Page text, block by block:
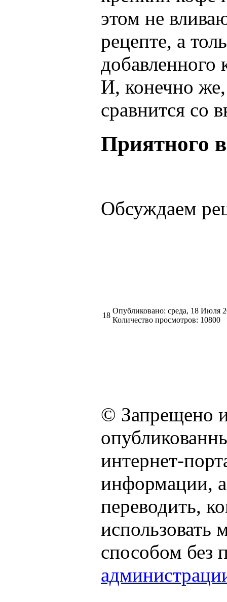
этом не
рецепте, а
добавленного
И, конечно
сравнится со
Приятного
Обсуждаем
18
Опубликовано: среда, 18 Июля
Количество просмотров: 10800
© Запрещено
интернет-
информации, а
переводить,
способом без